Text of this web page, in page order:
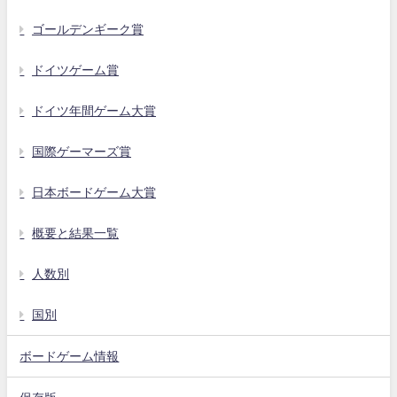
ゴールデンギーク賞
ドイツゲーム賞
ドイツ年間ゲーム大賞
国際ゲーマーズ賞
日本ボードゲーム大賞
概要と結果一覧
人数別
国別
ボードゲーム情報